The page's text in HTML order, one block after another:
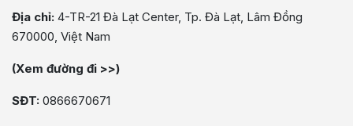
Địa chỉ: 4-TR-21 Đà Lạt Center, Tp. Đà Lạt, Lâm Đồng
670000, Việt Nam
(Xem đường đi >>)
SĐT: 0866670671